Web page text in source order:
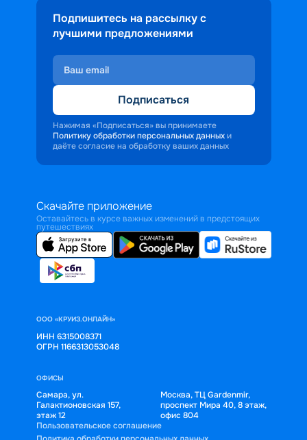
Подпишитесь на рассылку с
лучшими предложениями
Подписаться
Нажимая «Подписаться» вы принимаете
Политику обработки персональных данных и
даёте согласие на обработку ваших данных
Скачайте приложение
Оставайтесь в курсе важных изменений в предстоящих
путешествиях
ООО «КРУИЗ.ОНЛАЙН»
ИНН 6315008371
ОГРН 1166313053048
ОФИСЫ
Самара, ул.
Галактионовская 157,
этаж 12
Москва, ТЦ Gardenmir,
проспект Мира 40, 8 этаж,
офис 804
Пользовательское соглашение